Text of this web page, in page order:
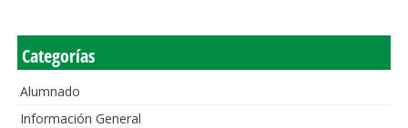
Categorías
Alumnado
Información General